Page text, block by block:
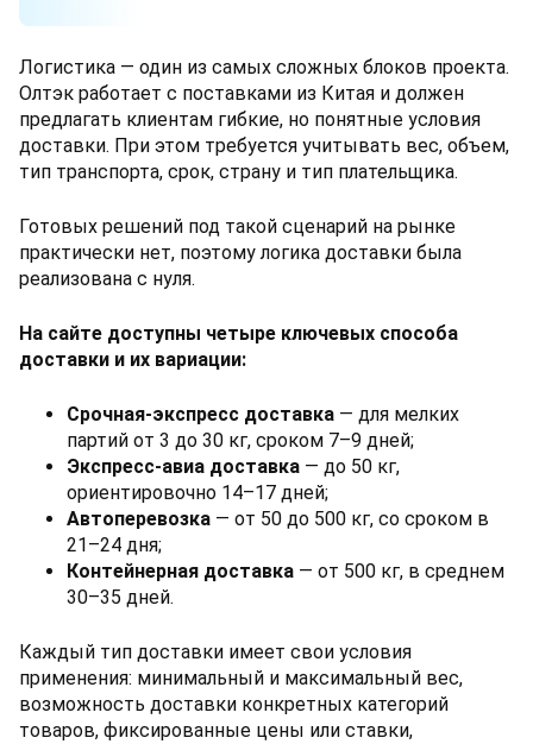
Логистика — один из самых сложных блоков проекта.
Олтэк работает с поставками из Китая и должен
предлагать клиентам гибкие, но понятные условия
доставки. При этом требуется учитывать вес, объем,
тип транспорта, срок, страну и тип плательщика.
Готовых решений под такой сценарий на рынке
практически нет, поэтому логика доставки была
реализована с нуля.
На сайте доступны четыре ключевых способа
доставки и их вариации:
Срочная-экспресс доставка — для мелких
партий от 3 до 30 кг, сроком 7–9 дней;
Экспресс-авиа доставка — до 50 кг,
ориентировочно 14–17 дней;
Автоперевозка — от 50 до 500 кг, со сроком в
21–24 дня;
Контейнерная доставка — от 500 кг, в среднем
30–35 дней.
Каждый тип доставки имеет свои условия
применения: минимальный и максимальный вес,
возможность доставки конкретных категорий
товаров, фиксированные цены или ставки,